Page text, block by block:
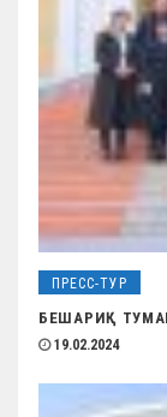
ПРЕСС-ТУР
БЕШАРИҚ
19.02.2024